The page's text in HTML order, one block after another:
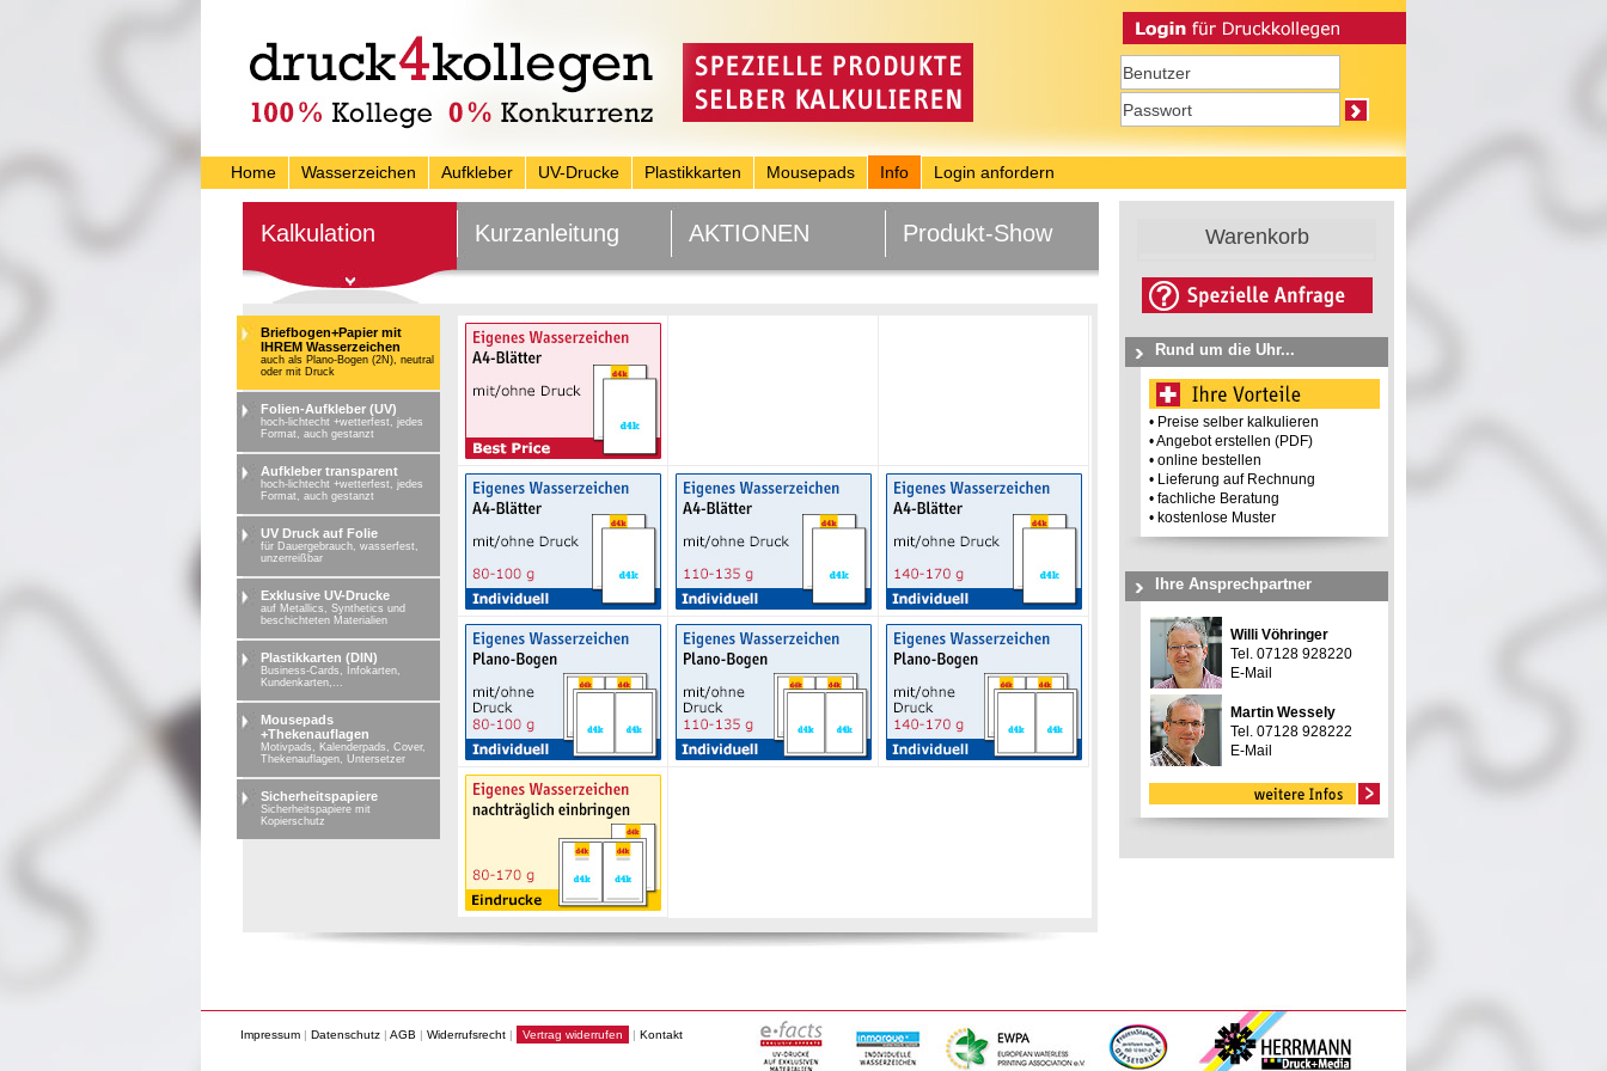
Home Wasserzeichen Aufkleber UV-Drucke Plastikkarten Mousepads Info Login anfordern
Warenkorb
Rund um die Uhr...
• Preise selber kalkulieren
• Angebot erstellen (PDF)
• online bestellen
• Lieferung auf Rechnung
• fachliche Beratung
• kostenlose Muster
Ihre Ansprechpartner
Willi Vöhringer
Tel. 07128 928220
E-Mail
Martin Wessely
Tel. 07128 928222
E-Mail
Kalkulation Kurzanleitung AKTIONEN Produkt-Show
Briefbogen+Papier mit
IHREM Wasserzeichen
auch als Plano-Bogen (2N), neutral
oder mit Druck
Folien-Aufkleber (UV)
hoch-lichtecht +wetterfest, jedes
Format, auch gestanzt
Aufkleber transparent
hoch-lichtecht +wetterfest, jedes
Format, auch gestanzt
UV Druck auf Folie
für Dauergebrauch, wasserfest,
unzerreißbar
Exklusive UV-Drucke
auf Metallics, Synthetics und
beschichteten Materialien
Plastikkarten (DIN)
Business-Cards, Infokarten,
Kundenkarten,...
Mousepads
+Thekenauflagen
Motivpads, Kalenderpads, Cover,
Thekenauflagen, Untersetzer
Sicherheitspapiere
Sicherheitspapiere mit
Kopierschutz
Impressum | Datenschutz | AGB | Widerrufsrecht | Vertrag widerrufen | Kontakt